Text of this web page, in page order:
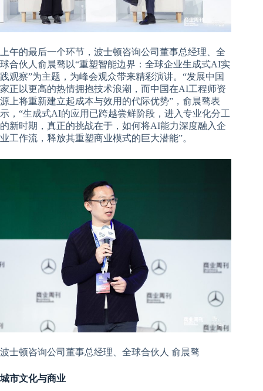
上午的最后一个环节，波士顿咨询公司董事总经理、全
球合伙人 俞晨骜以“重塑智能边界：全球企业生成式AI实
践观察”为主题，为峰会观众带来精彩演讲。“发展中国
家正以更高的热情拥抱技术浪潮，而中国在AI工程师资
源上将重新建立起成本与效用的代际优势”，俞晨骜表
示，“生成式AI的应用已跨越尝鲜阶段，进入专业化分工
的新时期，真正的挑战在于，如何将AI能力深度融入企
业工作流，释放其重塑商业模式的巨大潜能”。
波士顿咨询公司董事总经理、全球合伙人 俞晨骜
城市文化与商业